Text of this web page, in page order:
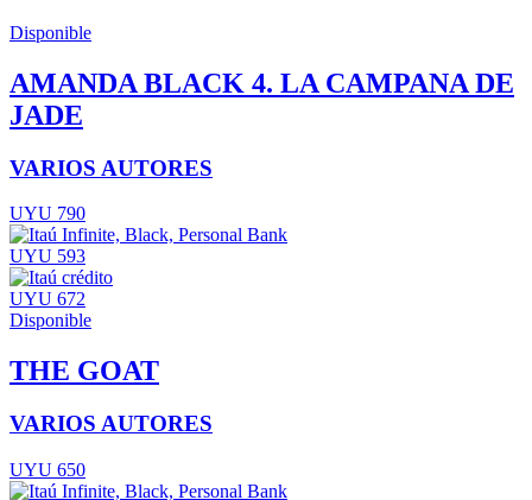
Disponible
AMANDA BLACK 4. LA CAMPANA DE
JADE
VARIOS AUTORES
UYU 790
UYU 593
UYU 672
Disponible
THE GOAT
VARIOS AUTORES
UYU 650